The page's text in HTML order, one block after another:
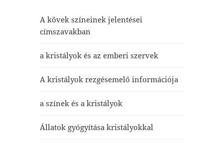
A kövek színeinek jelentései
címszavakban
a kristályok és az emberi szervek
A kristályok rezgésemelő információja
a színek és a kristályok
Állatok gyógyítása kristályokkal